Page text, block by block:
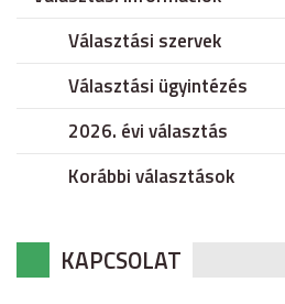
Választási szervek
Választási ügyintézés
2026. évi választás
Korábbi választások
KAPCSOLAT